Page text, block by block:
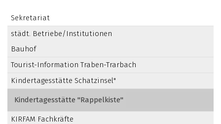
Sekretariat
städt. Betriebe/Institutionen
Bauhof
Tourist-Information Traben-Trarbach
Kindertagesstätte Schatzinsel"
Kindertagesstätte "Rappelkiste"
KIRFAM Fachkräfte